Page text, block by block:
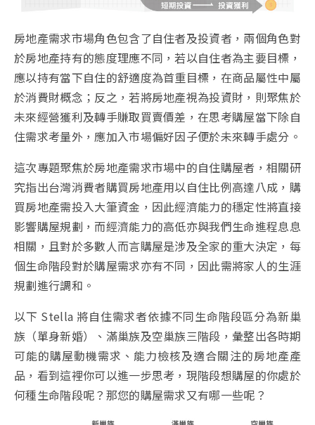
房地產需求市場角色包含了自住者及投資者，兩個角色對
於房地產持有的態度理應不同，若以自住者為主要目標，
應以持有當下自住的舒適度為首重目標，在商品屬性中屬
於消費財概念；反之，若將房地產視為投資財，則聚焦於
未來經營獲利及轉手賺取買賣價差，在思考購屋當下除自
住需求考量外，應加入市場偏好因子便於未來轉手處分。
這次專題聚焦於房地產需求市場中的自住購屋者，相關研
究指出台灣消費者購買房地產用以自住比例高達八成，購
買房地產需投入大筆資金，因此經濟能力的穩定性將直接
影響購屋規劃，而經濟能力的高低亦與我們生命進程息息
相關，且對於多數人而言購屋是涉及全家的重大決定，每
個生命階段對於購屋需求亦有不同，因此需將家人的生涯
規劃進行調和。
以下 Stella 將自住需求者依據不同生命階段區分為新巢
族（單身新婚）、滿巢族及空巢族三階段，彙整出各時期
可能的購屋動機需求、能力檢核及適合關注的房地產產
品，看到這裡你可以進一步思考，現階段想購屋的你處於
何種生命階段呢？那您的購屋需求又有哪一些呢？